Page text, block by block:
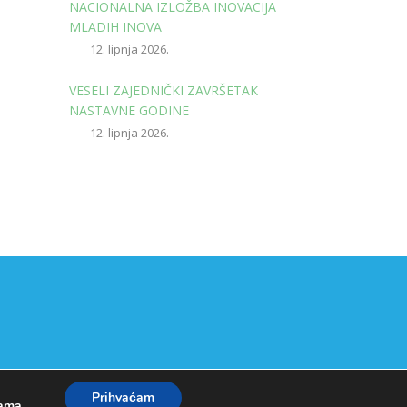
NACIONALNA IZLOŽBA INOVACIJA
MLADIH INOVA
12. lipnja 2026.
VESELI ZAJEDNIČKI ZAVRŠETAK
NASTAVNE GODINE
12. lipnja 2026.
Prihvaćam